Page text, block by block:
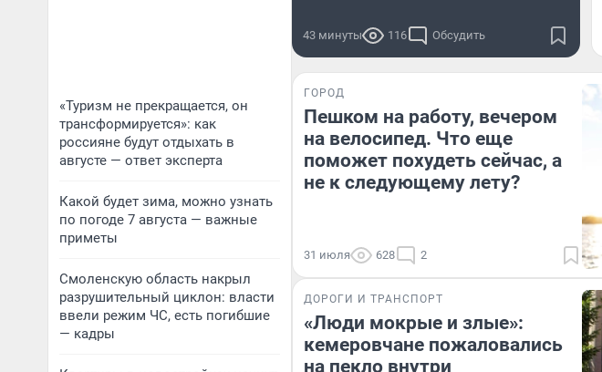
«Туризм не прекращается, он
трансформируется»: как
россияне будут отдыхать в
августе — ответ эксперта
Какой будет зима, можно узнать
по погоде 7 августа — важные
приметы
Смоленскую область накрыл
разрушительный циклон: власти
ввели режим ЧС, есть погибшие
— кадры
43 минуты 116 Обсудить
ГОРОД
Пешком на работу, вечером
на велосипед. Что еще
поможет похудеть сейчас, а
не к следующему лету?
31 июля 628 2
ДОРОГИ И ТРАНСПОРТ
«Люди мокрые и злые»:
кемеровчане пожаловались
на пекло внутри